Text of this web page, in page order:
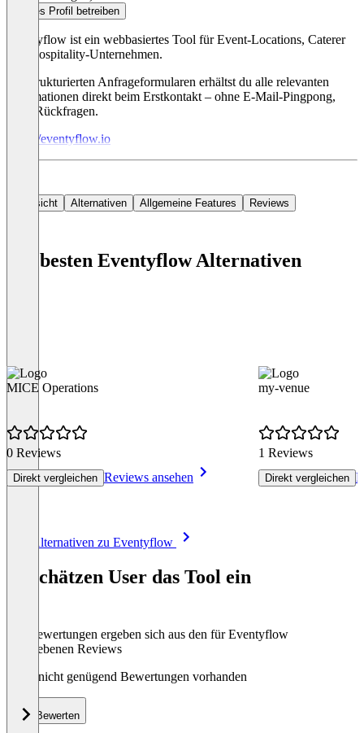
Dieses Profil betreiben
Eventyflow ist ein webbasiertes Tool für Event-Locations, Caterer
und Hospitality-Unternehmen.
Mit strukturierten Anfrageformularen erhältst du alle relevanten
Informationen direkt beim Erstkontakt – ohne E-Mail-Pingpong,
ohne Rückfragen.
https://eventyflow.io
Übersicht Alternativen Allgemeine Features Reviews
Die besten Eventyflow Alternativen
MICE Operations
0 Reviews
Direkt vergleichen Reviews ansehen
my-venue
1 Reviews
Direkt vergleichen
Alle Alternativen zu Eventyflow
So schätzen User das Tool ein
Die Bewertungen ergeben sich aus den für Eventyflow
abgegebenen Reviews
Noch nicht genügend Bewertungen vorhanden
Bewerten